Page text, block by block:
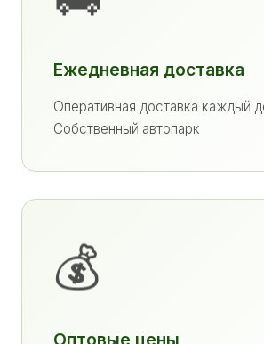
Ежедневная доставка
Оперативная доставка каждый
Собственный автопарк
💰
Оптовые цены